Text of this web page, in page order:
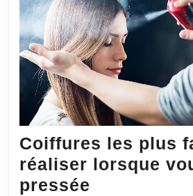
Coiffures les plus
réaliser lorsque
pressée